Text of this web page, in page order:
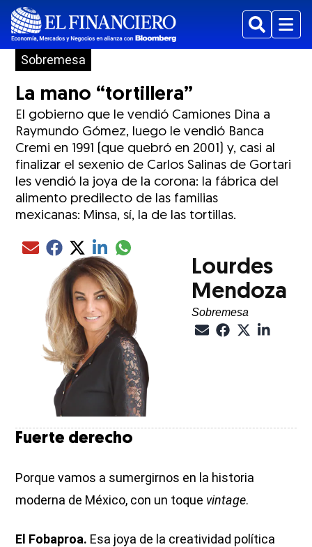
BuscarMenu
Sobremesa
La mano “tortillera”
El gobierno que le vendió Camiones Dina a
Raymundo Gómez, luego le vendió Banca
Cremi en 1991 (que quebró en 2001) y, casi al
finalizar el sexenio de Carlos Salinas de Gortari
les vendió la joya de la corona: la fábrica del
alimento predilecto de las familias
mexicanas: Minsa, sí, la de las tortillas.
Compartir el artículo actual mediante Email
Compartir el artículo actual mediante Facebook
Compartir el artículo actual mediante Twitter
Compartir el artículo actual mediante LinkedIn
Compartir el artículo actual mediante
Lourdes
Mendoza
Sobremesa
Fuerte derecho
Porque vamos a sumergirnos en la historia
moderna de México, con un toque vintage.
El Fobaproa. Esa joya de la creatividad política